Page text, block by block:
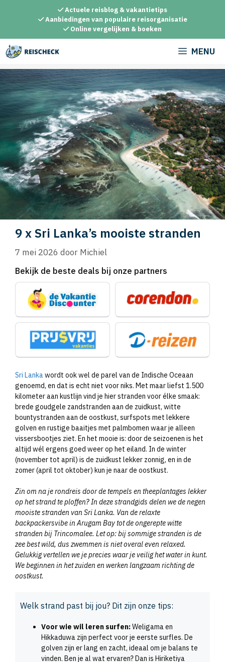
inhoud
Actuele reisblog & vakantietips
Aanbiedingen van populaire reisorganisatie
Online vergelijken & boeken
MENU
9 x Sri Lanka’s mooiste stranden
7 mei 2026 door Michiel
Bekijk de beste deals bij onze partners
Sri Lankawordt ook wel de parel van de Indische Oceaan
genoemd, en dat is echt niet voor niks. Met maar liefst 1.500
kilometer aan kustlijn vind je hier stranden voor élke smaak:
brede goudgele zandstranden aan de zuidkust, witte
bountystranden aan de oostkust, surfspots met lekkere
golven en rustige baaitjes met palmbomen waar je alleen
vissersbootjes ziet. En het mooie is: door de seizoenen is het
altijd wél ergens goed weer op het eiland. In de winter
(november tot april) is de zuidkust lekker zonnig, en in de
zomer (april tot oktober) kun je naar de oostkust.
Zin om na je rondreis door de tempels en theeplantages lekker
op het strand te ploffen? In deze strandgids delen we de negen
mooiste stranden van Sri Lanka. Van de relaxte
backpackersvibe in Arugam Bay tot de ongerepte witte
stranden bij Trincomalee. Let op: bij sommige stranden is de
zee best wild, dus zwemmen is niet overal even relaxed.
Gelukkig vertellen we je precies waar je veilig het water in kunt.
We beginnen in het zuiden en werken langzaam richting de
oostkust.
Welk strand past bij jou? Dit zijn onze tips:
Voor wie wil leren surfen:Weligama en
Hikkaduwa zijn perfect voor je eerste surfles. De
golven zijn er lang en zacht, ideaal om je balans te
vinden. Ben je al wat ervaren? Dan is Hiriketiya